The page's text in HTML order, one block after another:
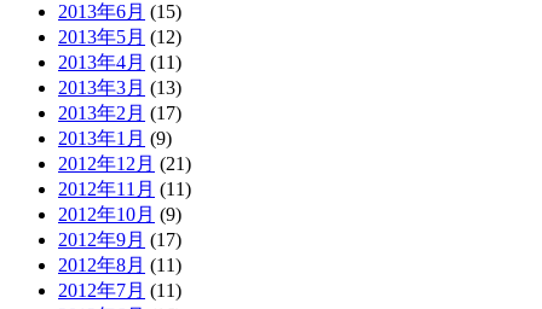
2013年6月 (15)
2013年5月 (12)
2013年4月 (11)
2013年3月 (13)
2013年2月 (17)
2013年1月 (9)
2012年12月 (21)
2012年11月 (11)
2012年10月 (9)
2012年9月 (17)
2012年8月 (11)
2012年7月 (11)